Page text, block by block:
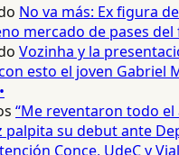
No va más: Ex figura
mercado de pases del
Vozinha y la
esto el joven Gabriel
“Me reventaron todo el
su debut ante
Conce, UdeC y